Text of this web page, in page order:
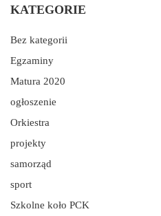
KATEGORIE
Bez kategorii
Egzaminy
Matura 2020
ogłoszenie
Orkiestra
projekty
samorząd
sport
Szkolne koło PCK